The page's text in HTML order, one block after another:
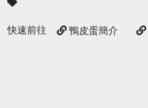
快速前往 鴨皮蛋簡介